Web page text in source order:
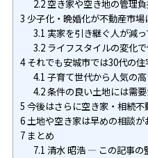
2.2空き家や空き地の管理
3 少子化・晩婚化が不動産市場
3.1 実家を引き継ぐ人が減っ
3.2 ライフスタイルの変化
4それでも安城市では30代の
4.1 子育て世代から人気の
4.2条件の良い土地には需
5 今後はさらに空き家・相続
6土地や空き家は早めの相談が
7まとめ
7.1 清水 昭浩 ― この記事